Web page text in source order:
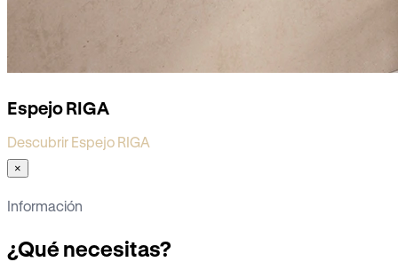
Espejo RIGA
Descubrir Espejo RIGA
×
Información
¿Qué necesitas?